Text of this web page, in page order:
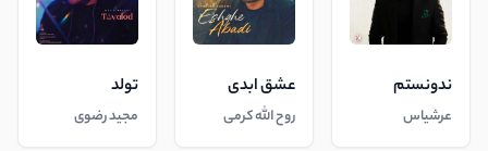
ندونستم
عرشیاس
عشق ابدی
روح الله کرمی
تولد
مجید رضوی